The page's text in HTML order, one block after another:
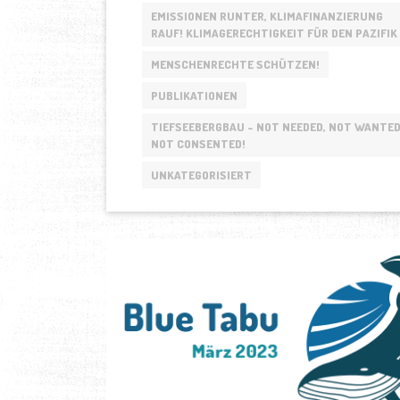
DES
UN-
UND
EINER
MEERESPOLITIK
AUCH
IN
EMISSIONEN RUNTER, KLIMAFINANZIERUNG
RAUF! KLIMAGERECHTIGKEIT FÜR DEN PAZIFIK
MENSCHENRECHTE SCHÜTZEN!
PUBLIKATIONEN
TIEFSEEBERGBAU - NOT NEEDED, NOT
NOT CONSENTED!
UNKATEGORISIERT